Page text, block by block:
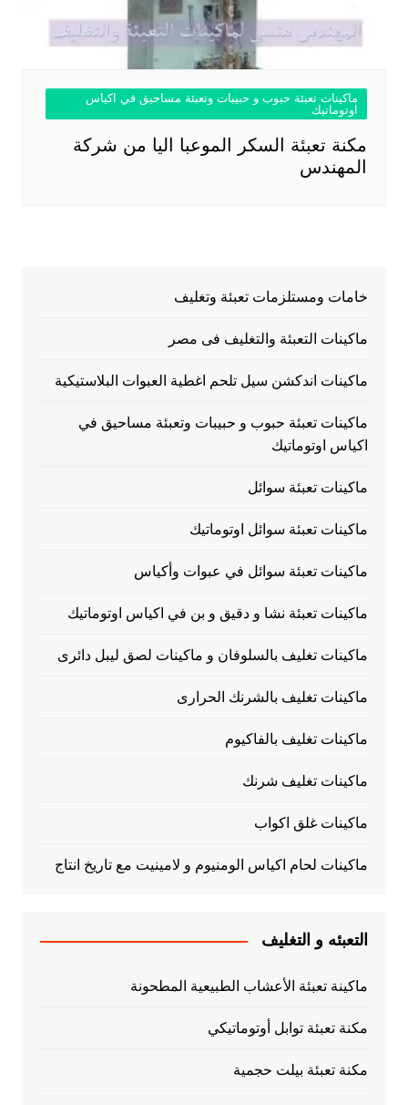
ماكينات تعبئة حبوب و حبيبات وتعبئة مساحيق في اكياس
اوتوماتيك
مكنة تعبئة السكر الموعبا اليا من شركة
المهندس
خامات ومستلزمات تعبئة وتغليف
ماكينات التعبئة والتغليف فى مصر
ماكينات اندكشن سيل تلحم اغطية العبوات البلاستيكية
ماكينات تعبئة حبوب و حبيبات وتعبئة مساحيق في
اكياس اوتوماتيك
ماكينات تعبئة سوائل
ماكينات تعبئة سوائل اوتوماتيك
ماكينات تعبئة سوائل في عبوات وأكياس
ماكينات تعبئة نشا و دقيق و بن في اكياس اوتوماتيك
ماكينات تغليف بالسلوفان و ماكينات لصق ليبل دائرى
ماكينات تغليف بالشرنك الحرارى
ماكينات تغليف بالفاكيوم
ماكينات تغليف شرنك
ماكينات غلق اكواب
ماكينات لحام اكياس الومنيوم و لامينيت مع تاريخ انتاج
التعبئه و التغليف
ماكينة تعبئة الأعشاب الطبيعية المطحونة
مكنة تعبئة توابل أوتوماتيكي
مكنة تعبئة بيلت حجمية